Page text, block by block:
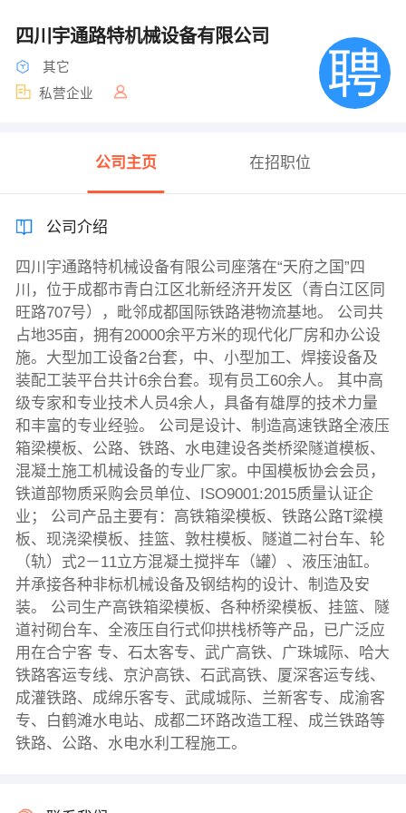
四川宇通路特机械设备有限公司
其它
私营企业
公司主页 在招职位
公司介绍
四川宇通路特机械设备有限公司座落在“天府之国”四
川，位于成都市青白江区北新经济开发区（青白江区同
旺路707号），毗邻成都国际铁路港物流基地。 公司共
占地35亩，拥有20000余平方米的现代化厂房和办公设
施。大型加工设备2台套，中、小型加工、焊接设备及
装配工装平台共计6余台套。现有员工60余人。 其中高
级专家和专业技术人员4余人，具备有雄厚的技术力量
和丰富的专业经验。 公司是设计、制造高速铁路全液压
箱梁模板、公路、铁路、水电建设各类桥梁隧道模板、
混凝土施工机械设备的专业厂家。中国模板协会会员，
铁道部物质采购会员单位、ISO9001:2015质量认证企
业； 公司产品主要有：高铁箱梁模板、铁路公路T粱模
板、现浇梁模板、挂篮、敦柱模板、隧道二衬台车、轮
（轨）式2－11立方混凝土搅拌车（罐）、液压油缸。
并承接各种非标机械设备及钢结构的设计、制造及安
装。 公司生产高铁箱梁模板、各种桥梁模板、挂篮、隧
道衬砌台车、全液压自行式仰拱栈桥等产品，已广泛应
用在合宁客 专、石太客专、武广高铁、广珠城际、哈大
铁路客运专线、京沪高铁、石武高铁、厦深客运专线、
成灌铁路、成绵乐客专、武咸城际、兰新客专、成渝客
专、白鹤滩水电站、成都二环路改造工程、成兰铁路等
铁路、公路、水电水利工程施工。